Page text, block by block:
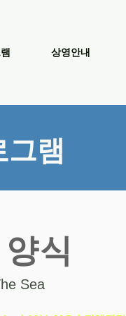
상영안내
그램
식
Sea